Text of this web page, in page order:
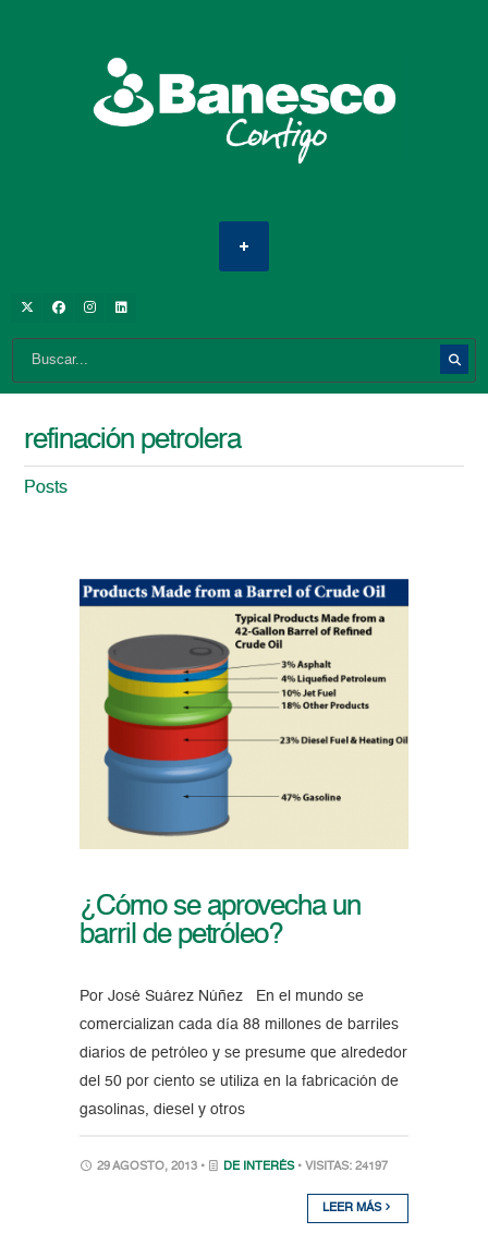
refinación petrolera
Posts
¿Cómo se aprovecha un
barril de petróleo?
Por José Suárez Núñez En el mundo se
comercializan cada día 88 millones de barriles
diarios de petróleo y se presume que alrededor
del 50 por ciento se utiliza en la fabricación de
gasolinas, diesel y otros
29 AGOSTO, 2013 • DE INTERÉS • VISITAS: 24197
LEER MÁS